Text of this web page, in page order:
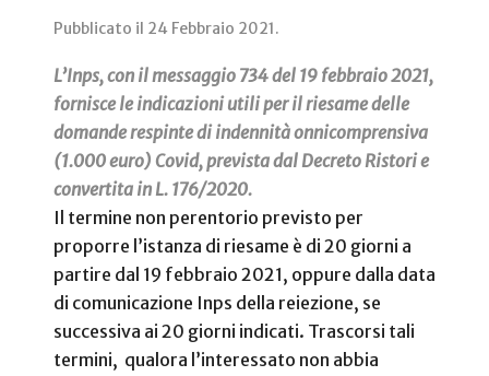
Pubblicato il 24 Febbraio 2021.
L’Inps, con il messaggio 734 del 19 febbraio 2021,
fornisce le indicazioni utili per il riesame delle
domande respinte di indennità onnicomprensiva
(1.000 euro) Covid, prevista dal Decreto Ristori e
convertita in L. 176/2020.
Il termine non perentorio previsto per
proporre l’istanza di riesame è di 20 giorni a
partire dal 19 febbraio 2021, oppure dalla data
di comunicazione Inps della reiezione, se
successiva ai 20 giorni indicati. Trascorsi tali
termini, qualora l’interessato non abbia